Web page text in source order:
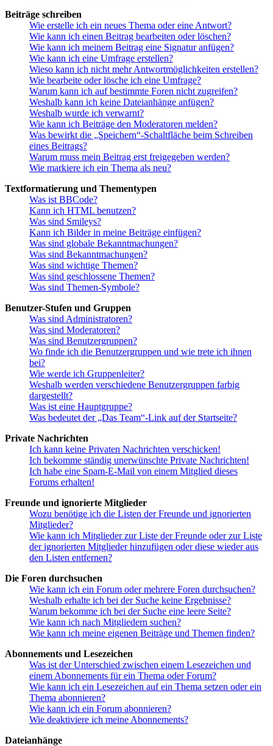
Beiträge schreiben
Wie erstelle ich ein neues Thema oder eine Antwort?
Wie kann ich einen Beitrag bearbeiten oder löschen?
Wie kann ich meinem Beitrag eine Signatur anfügen?
Wie kann ich eine Umfrage erstellen?
Wieso kann ich nicht mehr Antwortmöglichkeiten erstellen?
Wie bearbeite oder lösche ich eine Umfrage?
Warum kann ich auf bestimmte Foren nicht zugreifen?
Weshalb kann ich keine Dateianhänge anfügen?
Weshalb wurde ich verwarnt?
Wie kann ich Beiträge den Moderatoren melden?
Was bewirkt die „Speichern“-Schaltfläche beim Schreiben
eines Beitrags?
Warum muss mein Beitrag erst freigegeben werden?
Wie markiere ich ein Thema als neu?
Textformatierung und Thementypen
Was ist BBCode?
Kann ich HTML benutzen?
Was sind Smileys?
Kann ich Bilder in meine Beiträge einfügen?
Was sind globale Bekanntmachungen?
Was sind Bekanntmachungen?
Was sind wichtige Themen?
Was sind geschlossene Themen?
Was sind Themen-Symbole?
Benutzer-Stufen und Gruppen
Was sind Administratoren?
Was sind Moderatoren?
Was sind Benutzergruppen?
Wo finde ich die Benutzergruppen und wie trete ich ihnen
bei?
Wie werde ich Gruppenleiter?
Weshalb werden verschiedene Benutzergruppen farbig
dargestellt?
Was ist eine Hauptgruppe?
Was bedeutet der „Das Team“-Link auf der Startseite?
Private Nachrichten
Ich kann keine Privaten Nachrichten verschicken!
Ich bekomme ständig unerwünschte Private Nachrichten!
Ich habe eine Spam-E-Mail von einem Mitglied dieses
Forums erhalten!
Freunde und ignorierte Mitglieder
Wozu benötige ich die Listen der Freunde und ignorierten
Mitglieder?
Wie kann ich Mitglieder zur Liste der Freunde oder zur Liste
der ignorierten Mitglieder hinzufügen oder diese wieder aus
den Listen entfernen?
Die Foren durchsuchen
Wie kann ich ein Forum oder mehrere Foren durchsuchen?
Weshalb erhalte ich bei der Suche keine Ergebnisse?
Warum bekomme ich bei der Suche eine leere Seite?
Wie kann ich nach Mitgliedern suchen?
Wie kann ich meine eigenen Beiträge und Themen finden?
Abonnements und Lesezeichen
Was ist der Unterschied zwischen einem Lesezeichen und
einem Abonnements für ein Thema oder Forum?
Wie kann ich ein Lesezeichen auf ein Thema setzen oder ein
Thema abonnieren?
Wie kann ich ein Forum abonnieren?
Wie deaktiviere ich meine Abonnements?
Dateianhänge